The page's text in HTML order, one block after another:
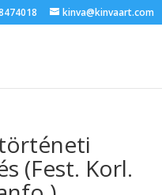
kinva@kinvaart.com
(Fest. Korl.